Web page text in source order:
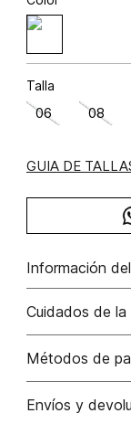
Talla
06 08
GUIA DE
Información
Algodón 100%
Cuidados de la
No remojar. no
No usar
Métodos de
Tarjetas de
Envíos y